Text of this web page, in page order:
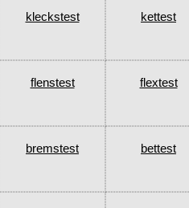
kleckstest kettest
flenstest flextest
bremstest bettest